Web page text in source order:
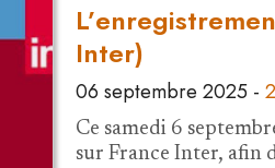
Inter)
06 septembre 2025 -
Ce samedi 6
sur France Inter, afin